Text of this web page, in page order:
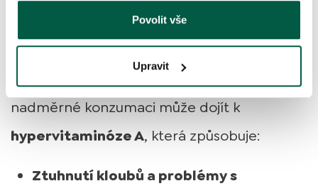
Povolit vše
Upravit
Játra obsahují extrémně vysoké množství
vitamínu A, který je pro psy důležitý, ale ve
nadměrné konzumaci může dojít k
hypervitaminóze A, která způsobuje:
Ztuhnutí kloubů a problémy s